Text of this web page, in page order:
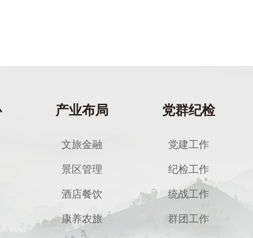
产业布局
文旅金融
景区管理
酒店餐饮
康养农旅
党群纪检
党建工作
纪检工作
统战工作
群团工作